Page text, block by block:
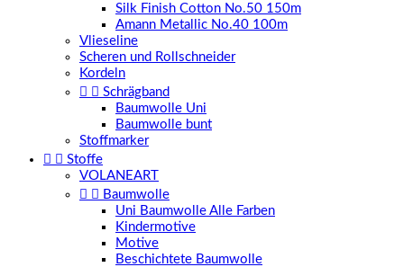
Silk Finish Cotton No.50 150m
Amann Metallic No.40 100m
Vlieseline
Scheren und Rollschneider
Kordeln
  Schrägband
Baumwolle Uni
Baumwolle bunt
Stoffmarker
  Stoffe
VOLANEART
  Baumwolle
Uni Baumwolle Alle Farben
Kindermotive
Motive
Beschichtete Baumwolle